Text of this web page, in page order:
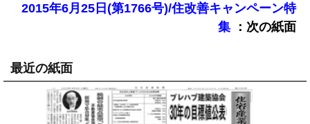
2015年6月25日(第1766号)/住改善キャンペーン特
集
：次の紙面
最近の紙面